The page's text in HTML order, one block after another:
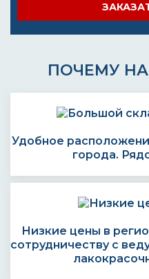
ПОЧЕМУ
Удобное
города.
Низкие цены в
сотрудничеству с